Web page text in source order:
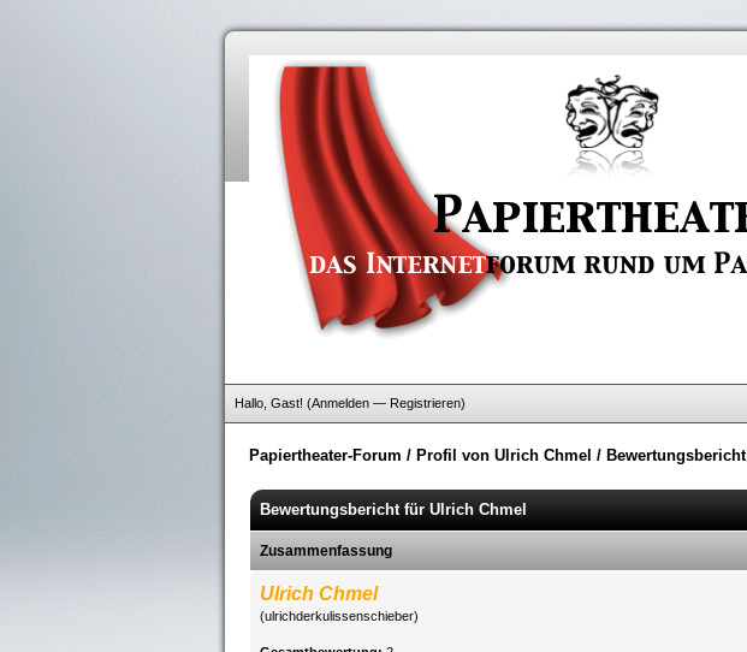
Hallo, Gast! (Anmelden — Registrieren)
Papiertheater-Forum / Profil von Ulrich Chmel / Bewertungsbericht
Bewertungsbericht für Ulrich Chmel
Zusammenfassung
Ulrich Chmel
(ulrichderkulissenschieber)